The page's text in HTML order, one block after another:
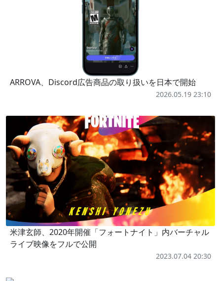
ARROVA、Discord広告商品の取り扱いを日本で開始
2026.05.19 23:10
米津玄師、2020年開催「フォートナイト」内バーチャル
ライブ映像をフルで公開
2023.07.04 20:30